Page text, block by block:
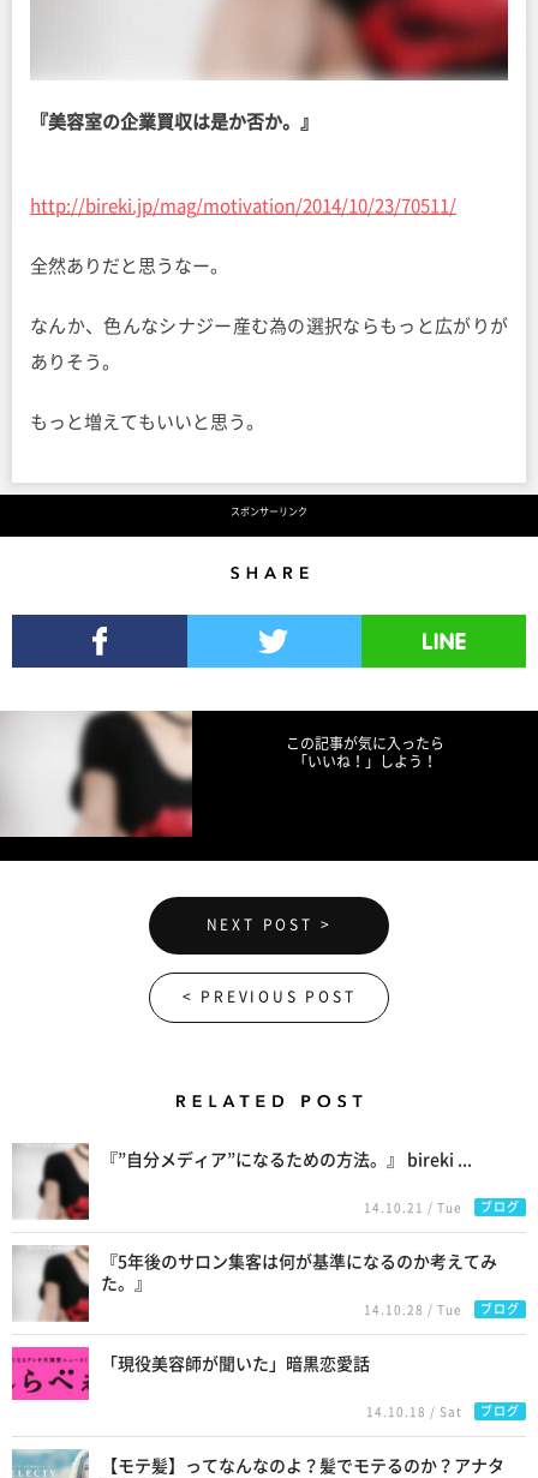
『美容室の企業買収は是か否か。』
http://bireki.jp/mag/motivation/2014/10/23/70511/
全然ありだと思うなー。
なんか、色んなシナジー産む為の選択ならもっと広がりが
ありそう。
もっと増えてもいいと思う。
スポンサーリンク
この記事が気に入ったら
「いいね！」しよう！
NEXT POST >
< PREVIOUS POST
『”自分メディア”になるための方法。』 bireki ...
14.10.21 / Tue ブログ
『5年後のサロン集客は何が基準になるのか考えてみ
た。』
14.10.28 / Tue ブログ
「現役美容師が聞いた」暗黒恋愛話
14.10.18 / Sat ブログ
【モテ髪】ってなんなのよ？髪でモテるのか？アナタ